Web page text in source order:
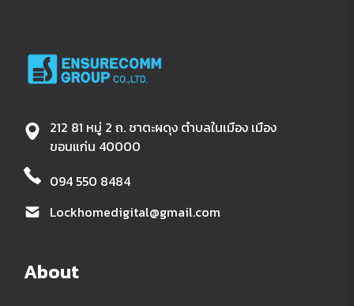
212 81 หมู่ 2 ถ. ชาตะผดุง ตำบลในเมือง เมือง
ขอนแก่น 40000
094 550 8484
Lockhomedigital@gmail.com
About